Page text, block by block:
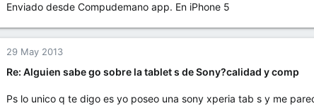
Enviado desde Compudemano app. En iPhone 5
29 May 2013
Re: Alguien sabe go sobre la tablet s de Sony?calidad y comp
Ps lo unico q te digo es yo poseo una sony xperia tab s y me